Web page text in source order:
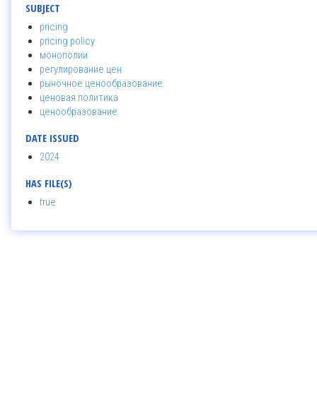
SUBJECT
pricing
pricing policy
монополии
регулирование цен
рыночное ценообразование
ценовая политика
ценообразование
DATE ISSUED
2024
HAS FILE(S)
true